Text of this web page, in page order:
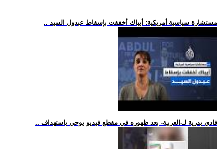
.. مستشارة سياسية أمريكية: أيباك أخفقت بإسقاط عبدول السيد
.. فادي بدرية لـ-العربية- بعد ظهوره في مقطع فيديو يوحي باستهداف